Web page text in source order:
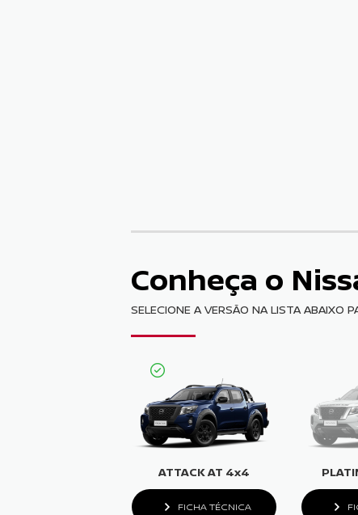
Conheça o
SELECIONE A VERSÃO NA LISTA ABAIXO
ATTACK AT 4x4
FICHA TÉCNICA